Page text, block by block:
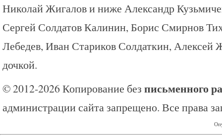
Николай Жигалов и ниже Александр
Сергей Солдатов Калинин, Борис Смирнов
Лебедев, Иван Стариков Солдаткин,
дочкой.
© 2012-2026 Копирование без письменного
администрации сайта запрещено. Все права